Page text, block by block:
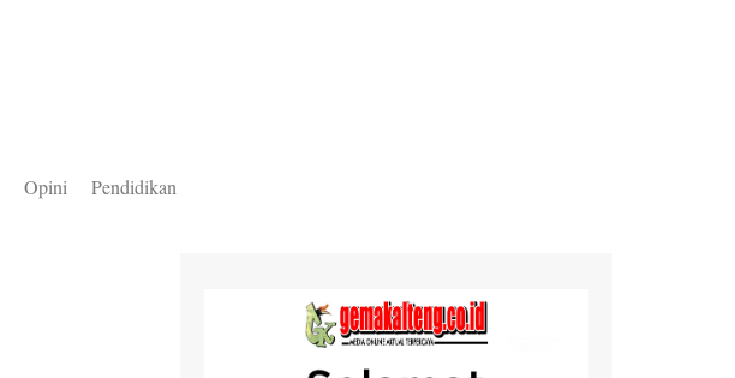
Opini Pendidikan